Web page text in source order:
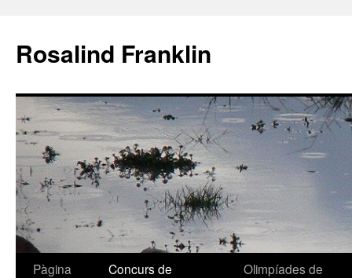
Rosalind Franklin
Vés
Pàgina
Concurs de
Olimpíades de